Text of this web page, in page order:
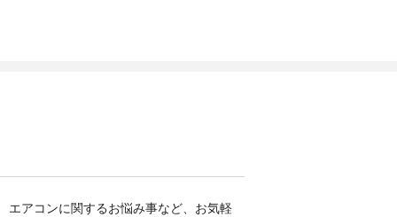
エアコンに関するお悩み事など、お気軽